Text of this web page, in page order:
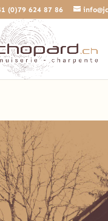
locally scoped
(0)79 624 87 86